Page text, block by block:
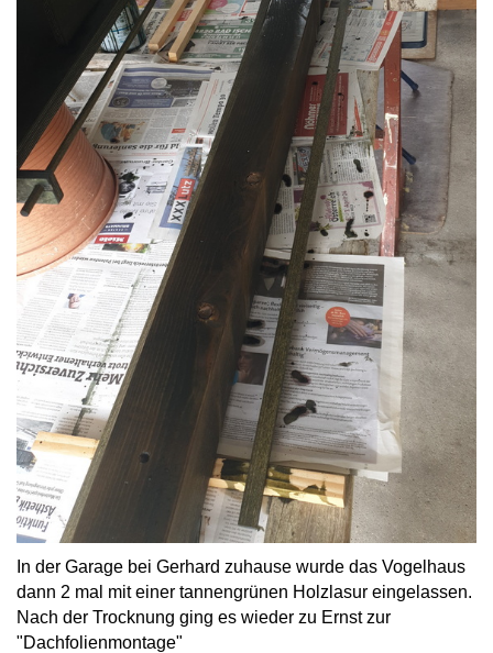
In der Garage bei Gerhard zuhause wurde das Vogelhaus
dann 2 mal mit einer tannengrünen Holzlasur eingelassen.
Nach der Trocknung ging es wieder zu Ernst zur
"Dachfolienmontage"